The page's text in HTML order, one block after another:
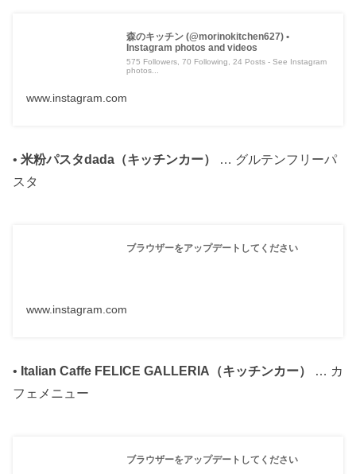
森のキッチン (@morinokitchen627) •
Instagram photos and videos
575 Followers, 70 Following, 24 Posts - See Instagram
photos...
www.instagram.com
• 米粉パスタdada（キッチンカー）
… グルテンフリーパ
スタ
ブラウザーをアップデートしてください
www.instagram.com
• Italian Caffe FELICE GALLERIA（キッチンカー）
… カ
フェメニュー
ブラウザーをアップデートしてください